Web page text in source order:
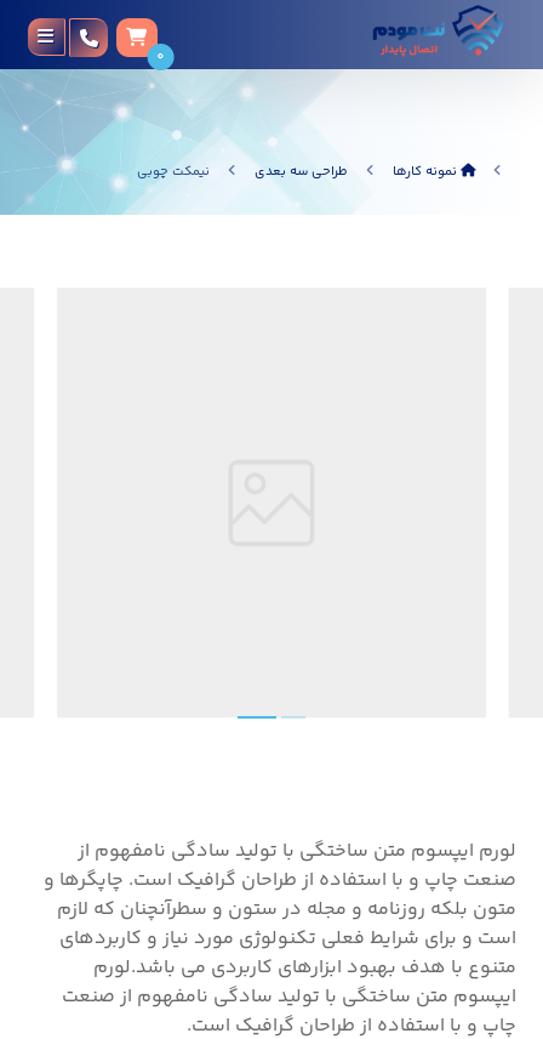
0
نمونه کارها طراحی سه بعدی نیمکت چوبی
لورم ایپسوم متن ساختگی با تولید سادگی نامفهوم از
صنعت چاپ و با استفاده از طراحان گرافیک است. چاپگرها و
متون بلکه روزنامه و مجله در ستون و سطرآنچنان که لازم
است و برای شرایط فعلی تکنولوژی مورد نیاز و کاربردهای
متنوع با هدف بهبود ابزارهای کاربردی می باشد.لورم
ایپسوم متن ساختگی با تولید سادگی نامفهوم از صنعت
چاپ و با استفاده از طراحان گرافیک است.